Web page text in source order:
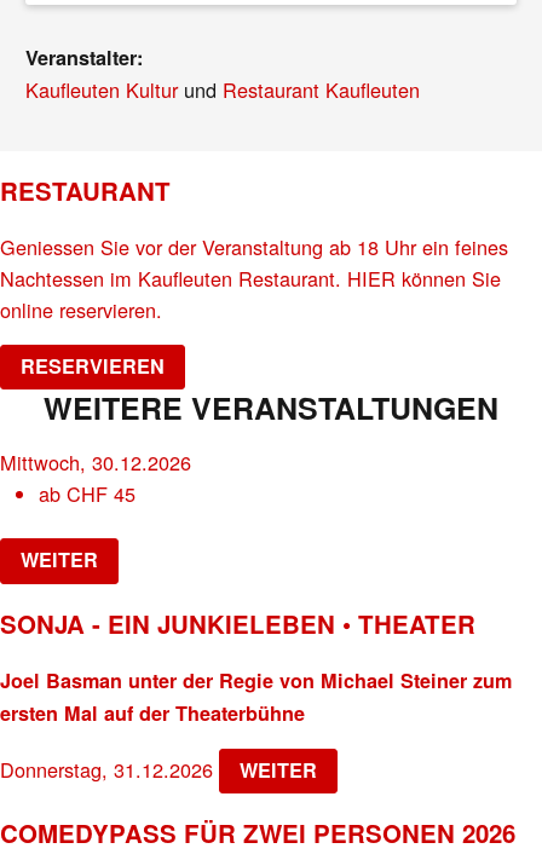
Veranstalter:
Kaufleuten Kulturund Restaurant Kaufleuten
RESTAURANT
Geniessen Sie vor der Veranstaltung ab 18 Uhr ein feines
Nachtessen im Kaufleuten Restaurant. HIER können Sie
online reservieren.
RESERVIEREN
WEITERE VERANSTALTUNGEN
Mittwoch, 30.12.2026
abCHF 45
WEITER
SONJA - EIN JUNKIELEBEN • THEATER
Joel Basman unter der Regie von Michael Steiner zum
ersten Mal auf der Theaterbühne
Donnerstag, 31.12.2026 WEITER
COMEDYPASS FÜR ZWEI PERSONEN 2026